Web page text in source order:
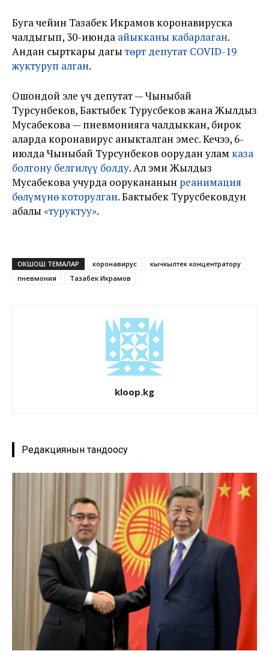
Буга чейин Тазабек Икрамов коронавируска
чалдыгып, 30-июнда айыкканы кабарлаган.
Андан сырткары дагы төрт депутат COVID-19
жуктуруп алган.
Ошондой эле үч депутат — Чыныбай
Турсунбеков, Бактыбек Турусбеков жана Жылдыз
Мусабекова — пневмонияга чалдыккан, бирок
аларда коронавирус аныкталган эмес. Кечээ, 6-
июлда Чыныбай Турсунбеков оорудан улам каза
болгону белгилүү болду. Ал эми Жылдыз
Мусабекова учурда оорукананын реанимация
бөлүмүнө которулган. Бактыбек Турусбековдун
абалы «туруктуу».
ОКШОШ ТЕМАЛАР коронавирус
кычкылтек концентратору
пневмония
Тазабек Икрамов
kloop.kg
Редакциянын тандоосу